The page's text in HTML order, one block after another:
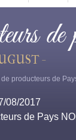
-
producteurs de
08/2017
de Pays